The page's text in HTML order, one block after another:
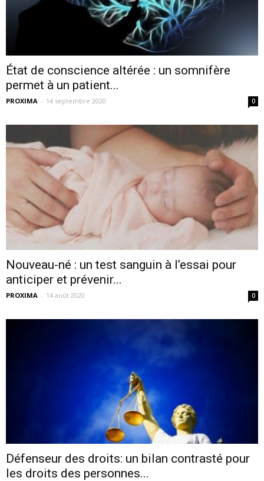
État de conscience altérée : un somnifère
permet à un patient...
PROXIMA - 14 septembre 2020 0
Nouveau-né : un test sanguin à l’essai pour
anticiper et prévenir...
PROXIMA - 14 août 2020 0
Défenseur des droits: un bilan contrasté pour
les droits des personnes...